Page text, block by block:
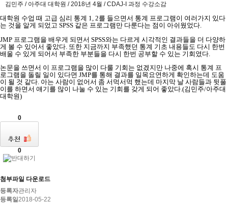
김민주 / 아주대 대학원 / 2018년 4월 / CDAJ-I 과정 수강소감
대학원 수업 때 고급 심리 통계 1, 2를 들으면서 통계 프로그램이 여러가지 있다
는 것을 알게 되었고 SPSS 같은 프로그램만 다룬다는 점이 아쉬웠었다.
JMP 프로그램을 배우게 되면서 SPSS와는 다르게 시각적인 결과들을 더 다양하
게 볼 수 있어서 좋았다 또한 지금까지 부족했던 통계 기초 내용들도 다시 한번
배울 수 있게 되어서 부족한 부분들을 다시 한번 공부할 수 있는 기회였다
논문을 쓰면서 이 프로그램을 많이 다룰 기회는 없겠지만 나중에 혹시 통계 프
로그램을 돌릴 일이 있다면 JMP를 통해 결과를 일목요연하게 확인하는데 도움
이 될 것 같다 아는 사람이 없어서 좀 서먹서먹 했는데 마지막 날 사람들과 뒷풀
이를 하면서 얘기를 많이 나눌 수 있는 기회를 갖게 되어 좋았다 .(김민주/아주대
대학원)
0
0
첨부파일 다운로드
등록자관리자
등록일2018-05-22